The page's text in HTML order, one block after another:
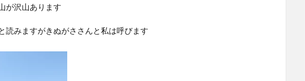
が沢山あります
読みますがきぬがささんと私は呼びます